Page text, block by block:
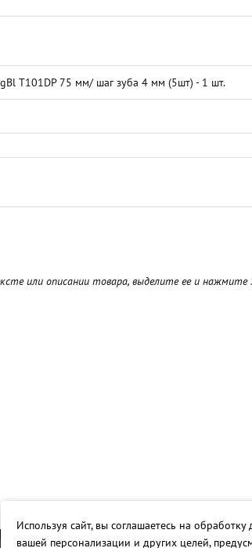
T101DP 75 мм/ шаг зуба 4 мм (5шт) - 1 шт.
или описании товара, выделите ее и нажмите
Используя сайт, вы соглашаетесь на
вашей персонализации и других целей,